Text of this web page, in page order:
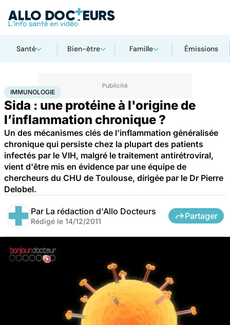
Santé Bien-être Famille Émissions
AccueilSantéMaladies Immunologie
IMMUNOLOGIE
Sida : une protéine à l'origine de
l’inflammation chronique ?
Un des mécanismes clés de l’inflammation généralisée
chronique qui persiste chez la plupart des patients
infectés par le VIH, malgré le traitement antirétroviral,
vient d'être mis en évidence par une équipe de
chercheurs du CHU de Toulouse, dirigée par le Dr Pierre
Delobel.
Par La rédaction d'Allo Docteurs
Rédigé le 14/12/2011
Partager